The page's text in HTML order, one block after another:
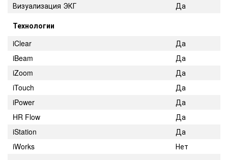
Визуализация ЭКГ
Да
Технологии
iClear
Да
iBeam
Да
iZoom
Да
iTouch
Да
iPower
Да
HR Flow
Да
iStation
Да
iWorks
Нет